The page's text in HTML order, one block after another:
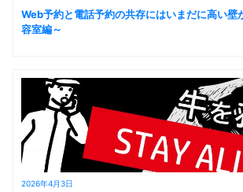
Web予約と電話予約の共存にはいまだに高い
容室編～
2026年4月3日